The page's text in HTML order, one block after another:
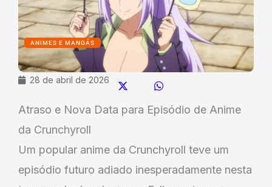
28 de abril de 2026
ANIMES E MANGÁS
Atraso e Nova Data para Episódio de Anime
da Crunchyroll
Um popular anime da Crunchyroll teve um
episódio futuro adiado inesperadamente nesta